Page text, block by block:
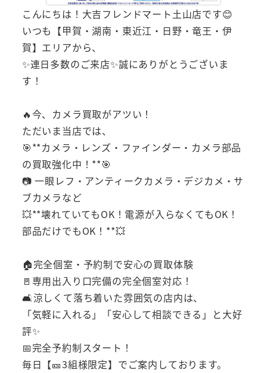
こんにちは！大吉フレンドマート土山店です😊
いつも【甲賀・湖南・東近江・日野・竜王・伊
賀】エリアから、
✨連日多数のご来店✨誠にありがとうございま
す！
🔥今、カメラ買取がアツい！
ただいま当店では、
🎯**カメラ・レンズ・ファインダー・カメラ部品
の買取強化中！**🎯
📷 一眼レフ・アンティークカメラ・デジカメ・サ
ブカメラなど
💥**壊れていてもOK！電源が入らなくてもOK！
部品だけでもOK！**💥
🏠完全個室・予約制で安心の買取体験
🚪専用出入り口完備の完全個室対応！
🛋️涼しくて落ち着いた雰囲気の店内は、
「気軽に入れる」「安心して相談できる」と大好
評✨
📅完全予約制スタート！
毎日【🎫3組様限定】でご案内しております。